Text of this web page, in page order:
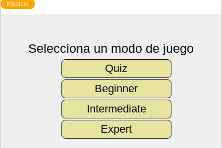
Medium
Selecciona un modo de juego
Quiz
Beginner
Intermediate
Expert